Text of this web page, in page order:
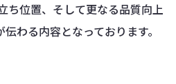
ち位置、そして更なる品質向上
わる内容となっております。